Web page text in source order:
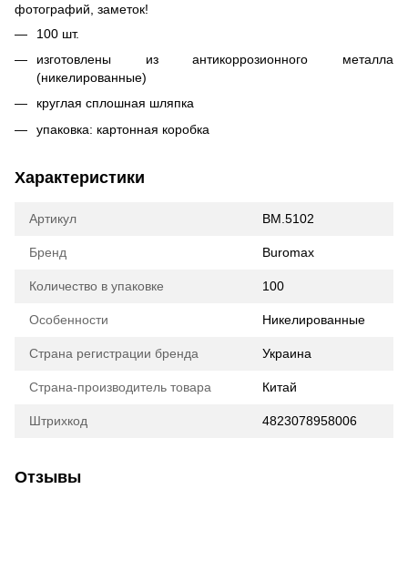
фотографий, заметок!
100 шт.
изготовлены из антикоррозионного металла
(никелированные)
круглая сплошная шляпка
упаковка: картонная коробка
Характеристики
Артикул BM.5102
Бренд Buromax
Количество в упаковке 100
Особенности Никелированные
Страна регистрации бренда Украина
Страна-производитель товара Китай
Штрихкод 4823078958006
Отзывы